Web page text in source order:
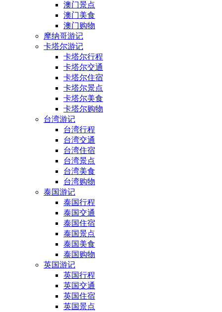
澳门景点
澳门美食
澳门购物
摩纳哥游记
卡塔尔游记
卡塔尔行程
卡塔尔交通
卡塔尔住宿
卡塔尔景点
卡塔尔美食
卡塔尔购物
台湾游记
台湾行程
台湾交通
台湾住宿
台湾景点
台湾美食
台湾购物
泰国游记
泰国行程
泰国交通
泰国住宿
泰国景点
泰国美食
泰国购物
英国游记
英国行程
英国交通
英国住宿
英国景点